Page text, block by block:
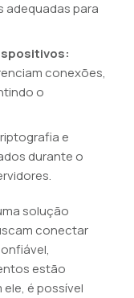
adequadas para
conexões,
o
e
durante o
solução
conectar
estão
é possível